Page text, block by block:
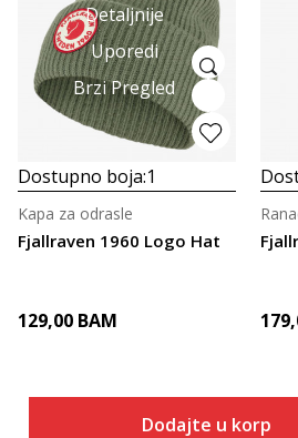
Detaljnije
Uporedi
Brzi Pregled
Dostupno boja:1
Fjallraven 1960 Logo Hat
Kapa za odrasle
129,00 BAM
Dodajte u korpu